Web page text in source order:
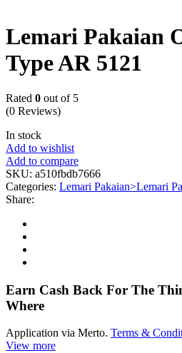
Lemari Pakaian
Type AR 5121
Rated 0 out of 5
(0 Reviews)
In stock
Add to wishlist
Add to compare
SKU: a510fbdb7666
Categories: Lemari Pakaian>Lemari
Share:
Earn Cash Back For The
Where
Application via Merto. Terms &
View more